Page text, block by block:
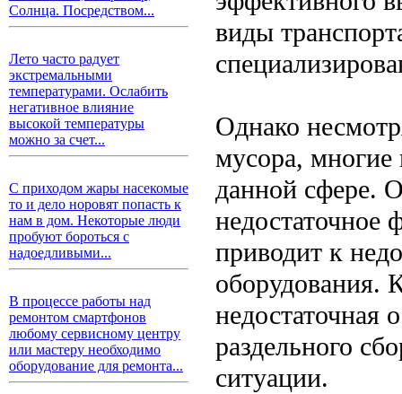
Солнца. Посредством...
Лето часто радует
экстремальными
температурами. Ослабить
негативное влияние
высокой температуры
можно за счет...
С приходом жары насекомые
то и дело норовят попасть к
нам в дом. Некоторые люди
пробуют бороться с
надоедливыми...
В процессе работы над
ремонтом смартфонов
любому сервисному центру
или мастеру необходимо
оборудование для ремонта...
виды
Однако
мусора, многие
данной сфере.
недостаточное
приводит к
оборудования.
недостаточная
раздельного
ситуации.